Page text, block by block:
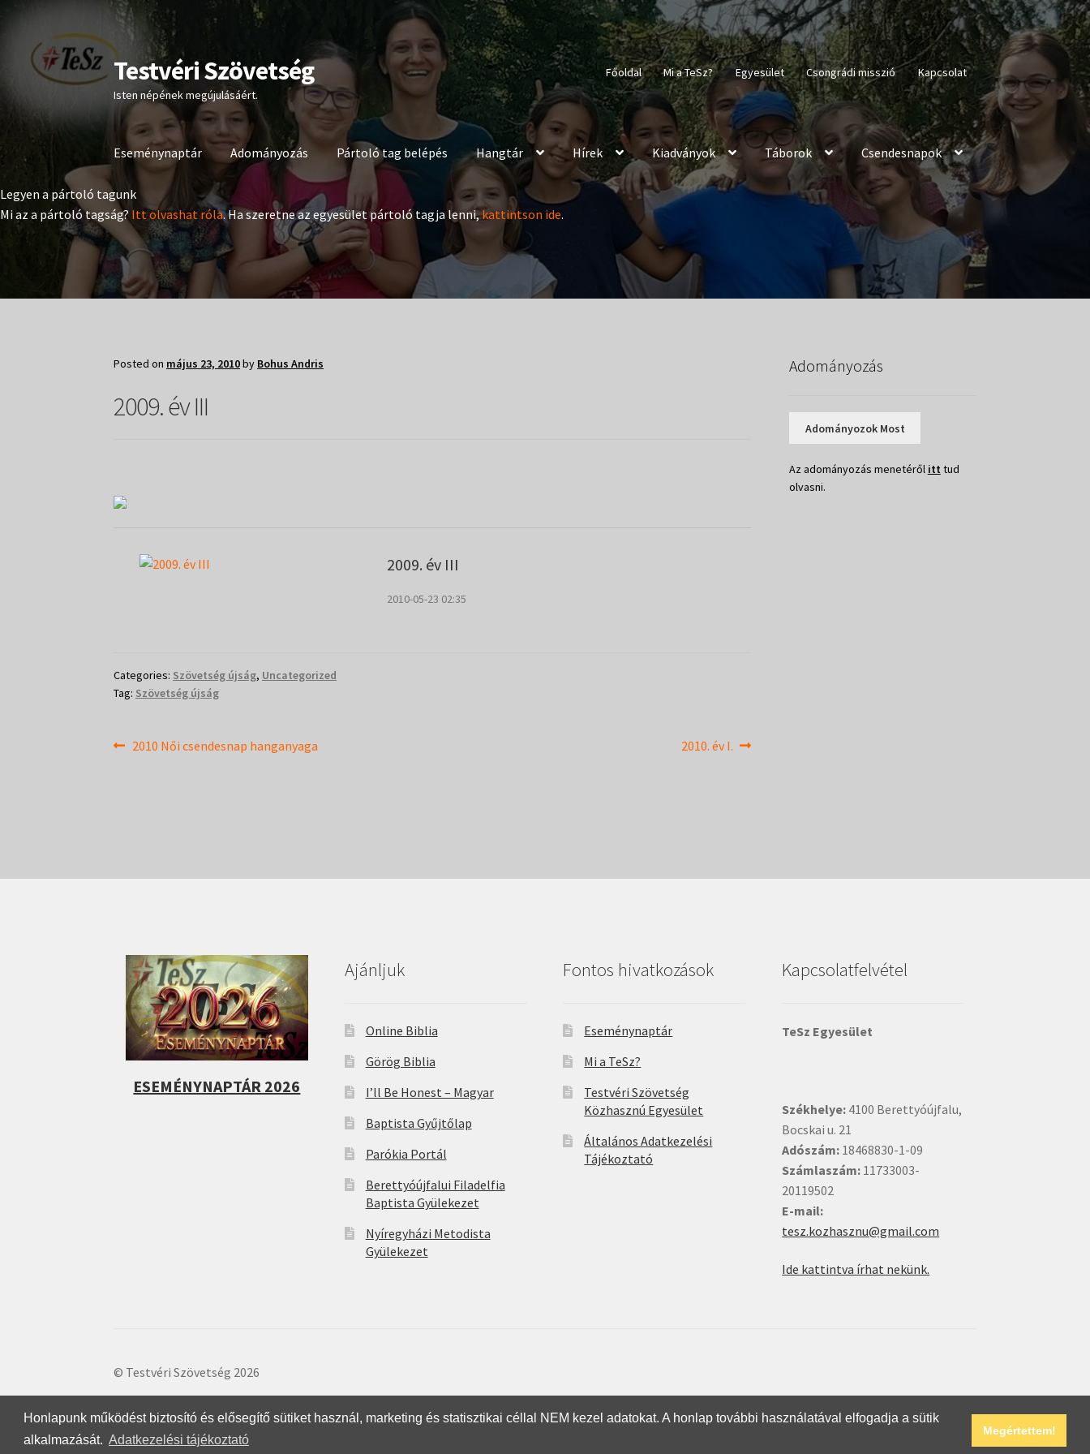
Honlapunk működést biztosító és elősegítő sütiket használ, marketing és statisztikai céllal NEM kezel adatokat. A honlap további használatával elfogadja a sütik
alkalmazását. Adatkezelési tájékoztató
Megértettem!
Ugrás
a
navigációhoz
Kilépés
a
tartalomba
Testvéri Szövetség
Isten népének megújulásáért.
Főoldal Mi a TeSz? Egyesület Csongrádi misszió Kapcsolat
Eseménynaptár Adományozás Pártoló tag belépés Hangtár Hírek Kiadványok Táborok Csendesnapok
Legyen a pártoló tagunk
Mi az a pártoló tagság? Itt olvashat róla. Ha szeretne az egyesület pártoló tagja lenni,kattintson ide.
Posted on május 23, 2010by Bohus Andris
2009. év III
2009. év III
2010-05-23 02:35
Categories: Szövetség újság, Uncategorized
Tag: Szövetség újság
Bejegyzés
Previous
2010 Női csendesnap hanganyaga
Next
2010. év I.
Adományozás
Adományozok Most
Az adományozás menetéről itt tud
olvasni.
ESEMÉNYNAPTÁR 2026
Ajánljuk
Online Biblia
Görög Biblia
I’ll Be Honest – Magyar
Baptista Gyűjtőlap
Parókia Portál
Berettyóújfalui Filadelfia
Baptista Gyülekezet
Nyíregyházi Metodista
Gyülekezet
Fontos hivatkozások
Eseménynaptár
Mi a TeSz?
Testvéri Szövetség
Közhasznú Egyesület
Általános Adatkezelési
Tájékoztató
Kapcsolatfelvétel
TeSz Egyesület
Székhelye: 4100 Berettyóújfalu,
Bocskai u. 21
Adószám: 18468830-1-09
Számlaszám: 11733003-
20119502
E-mail:
tesz.kozhasznu@gmail.com
Ide kattintva írhat nekünk.
© Testvéri Szövetség 2026